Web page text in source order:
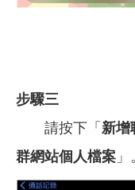
步驟三
請按下「 新增
群網站個人檔案 」